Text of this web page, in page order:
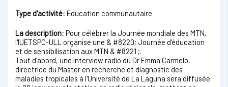
Type d'activité: Éducation communautaire
La description: Pour célébrer la Journée mondiale des MTN,
l'IUETSPC-ULL organise une & #8220; Journée d'éducation
et de sensibilisation aux MTN & #8221 ;.
Tout d'abord, une interview radio du Dr Emma Carmelo,
directrice du Master en recherche et diagnostic des
maladies tropicales à l'Université de La Laguna sera diffusée